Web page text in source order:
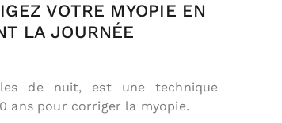
VOTRE MYOPIE EN
LA JOURNÉE
de nuit, est une technique
ans pour corriger la myopie.